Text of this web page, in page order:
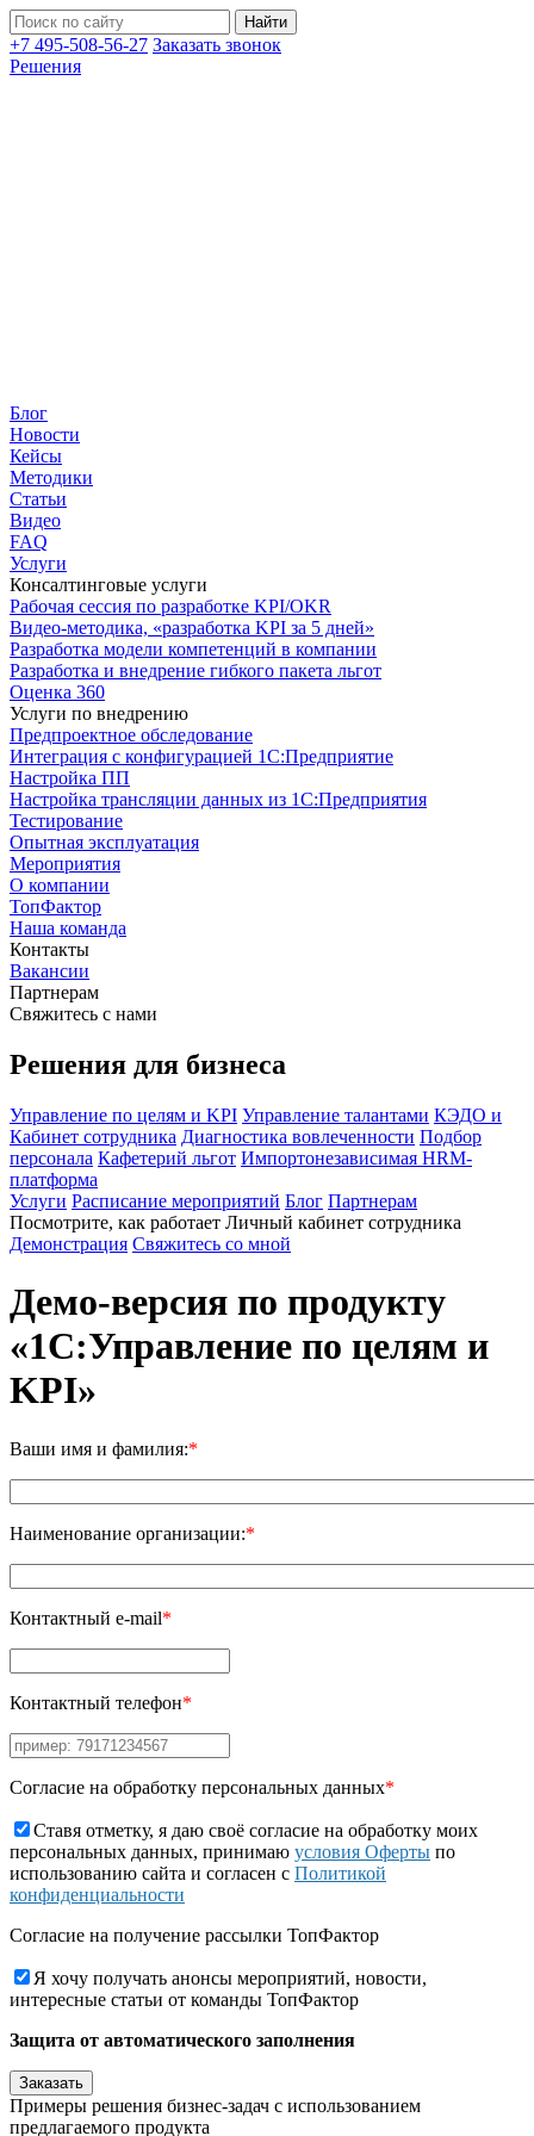
+7 495-508-56-27 Заказать звонок
Решения
Блог
Новости
Кейсы
Методики
Статьи
Видео
FAQ
Услуги
Консалтинговые услуги
Рабочая сессия по разработке KPI/OKR
Видео-методика, «разработка KPI за 5 дней»
Разработка модели компетенций в компании
Разработка и внедрение гибкого пакета льгот
Оценка 360
Услуги по внедрению
Предпроектное обследование
Интеграция с конфигурацией 1С:Предприятие
Настройка ПП
Настройка трансляции данных из 1С:Предприятия
Тестирование
Опытная эксплуатация
Мероприятия
О компании
ТопФактор
Наша команда
Контакты
Вакансии
Партнерам
Свяжитесь с нами
Решения для бизнеса
Управление по целям и KPI Управление талантами КЭДО и
Кабинет сотрудника Диагностика вовлеченности Подбор
персонала Кафетерий льгот Импортонезависимая HRM-
платформа
Услуги Расписание мероприятий Блог Партнерам
Посмотрите, как работает Личный кабинет сотрудника
Демонстрация Свяжитесь со мной
Демо-версия по продукту
«1C:Управление по целям и
KPI»
Ваши имя и фамилия:*
Наименование организации:*
Контактный e-mail*
Контактный телефон*
Согласие на обработку персональных данных*
Ставя отметку, я даю своё согласие на обработку моих
персональных данных, принимаю условия Оферты по
использованию сайта и согласен с Политикой
конфиденциальности
Согласие на получение рассылки ТопФактор
Я хочу получать анонсы мероприятий, новости,
интересные статьи от команды ТопФактор
Защита от автоматического заполнения
Примеры решения бизнес-задач с использованием
предлагаемого продукта